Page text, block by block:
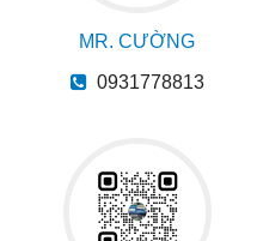
MR. CƯỜNG
0931778813